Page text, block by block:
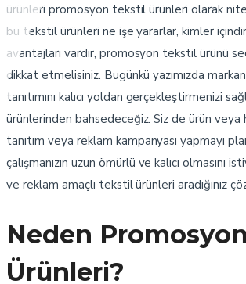
ürünleri promosyon tekstil ürünleri olarak
bu tekstil ürünleri ne işe yararlar, kimler
avantajları vardır, promosyon tekstil ürünü
dikkat etmelisiniz. Bugünkü yazımızda
tanıtımını kalıcı yoldan gerçekleştirmenizi
ürünlerinden bahsedeceğiz. Siz de ürün
tanıtım veya reklam kampanyası yapmayı
çalışmanızın uzun ömürlü ve kalıcı olmasını
ve reklam amaçlı tekstil ürünleri aradığınız
Neden
Ürünleri?